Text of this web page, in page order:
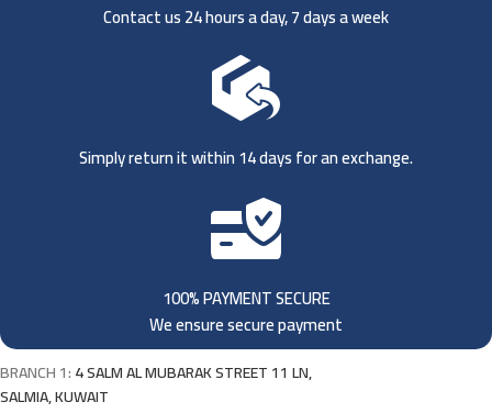
Contact us 24 hours a day, 7 days a week
Simply return it within 14 days for an exchange.
100% PAYMENT SECURE
We ensure secure payment
BRANCH 1:4 SALM AL MUBARAK STREET 11 LN,
SALMIA, KUWAIT